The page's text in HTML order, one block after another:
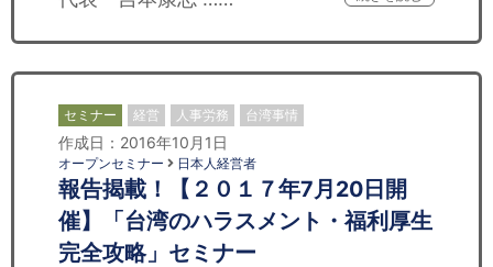
セミナー 経営 人事労務 台湾事情
作成日：2016年10月1日
オープンセミナー 日本人経営者
報告揭載！【２０１７年7月20日開
催】「台湾のハラスメント・福利厚生
完全攻略」セミナー